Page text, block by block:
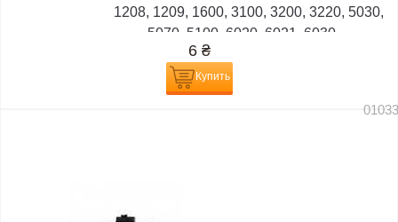
1208, 1209, 1600, 3100, 3200, 3220, 5030,
5070, 5100, 6020, 6021, 6030,...
6 ₴
Купить